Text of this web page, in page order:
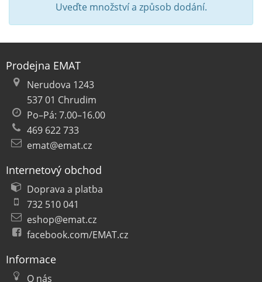
Uveďte množství a způsob dodání.
Prodejna EMAT
Nerudova 1243
537 01 Chrudim
Po–Pá: 7.00–16.00
469 622 733
emat@emat.cz
Internetový obchod
Doprava a platba
732 510 041
eshop@emat.cz
facebook.com/EMAT.cz
Informace
O nás